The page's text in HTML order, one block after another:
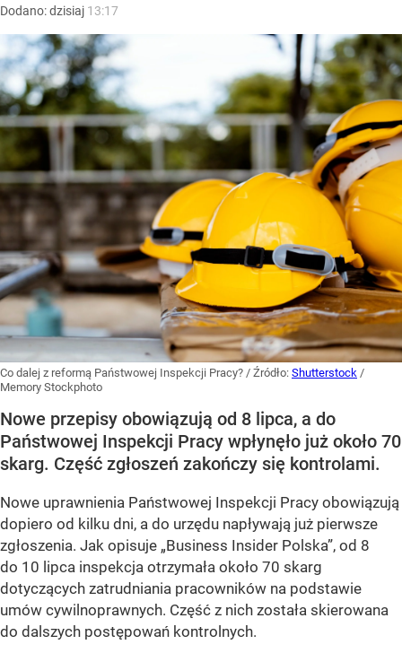
Dodano:dzisiaj 13:17
Co dalej z reformą Państwowej Inspekcji Pracy? / Źródło: Shutterstock /
Memory Stockphoto
Nowe przepisy obowiązują od 8 lipca, a do
Państwowej Inspekcji Pracy wpłynęło już około 70
skarg. Część zgłoszeń zakończy się kontrolami.
Nowe uprawnienia Państwowej Inspekcji Pracy obowiązują
dopiero od kilku dni, a do urzędu napływają już pierwsze
zgłoszenia. Jak opisuje „Business Insider Polska”, od 8
do 10 lipca inspekcja otrzymała około 70 skarg
dotyczących zatrudniania pracowników na podstawie
umów cywilnoprawnych. Część z nich została skierowana
do dalszych postępowań kontrolnych.